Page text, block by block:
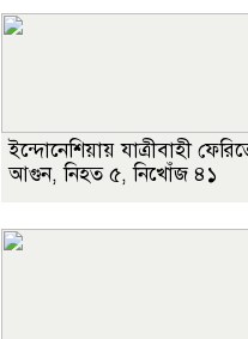
ইন্দোনেশিয়ায় যাত্রীবাহী
আগুন, নিহত ৫, নিখোঁজ ৪১